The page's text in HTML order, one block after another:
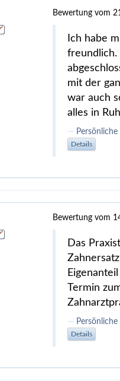
Bewertung vom
Ich habe
freundlich.
mit der
war auch
alles in
Details
Bewertung vom
Das
Termin
Details